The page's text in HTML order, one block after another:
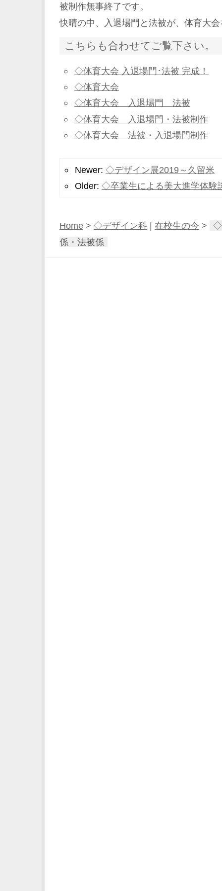
被制作無事終了です。
快晴の中、入退場門と法被が、体育大
こちらも合わせてご覧下さい。
◇体育大会 入退場門･法被 完成！
◇体育大会
◇体育大会 入退場門 法被
◇体育大会 入退場門・法被制作
◇体育大会 法被・入退場門制作
Newer: ◇デザイン展2019～久留米
Older: ◇卒業生による美大進学体験
Home > ◇デザイン科 | 在校生の今 >
◇
係・法被係